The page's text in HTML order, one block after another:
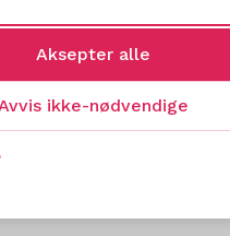
Aksepter alle
ikke-nødvendige